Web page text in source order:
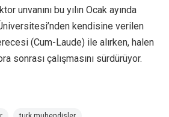
unvanını bu yılın Ocak ayında
kendisine verilen
(Cum-Laude) ile alırken, halen
sonrası çalışmasını sürdürüyor.